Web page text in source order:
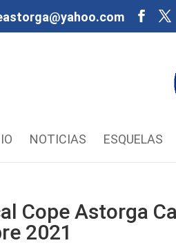
NOTICIAS ESQUELAS
Cope Astorga
2021